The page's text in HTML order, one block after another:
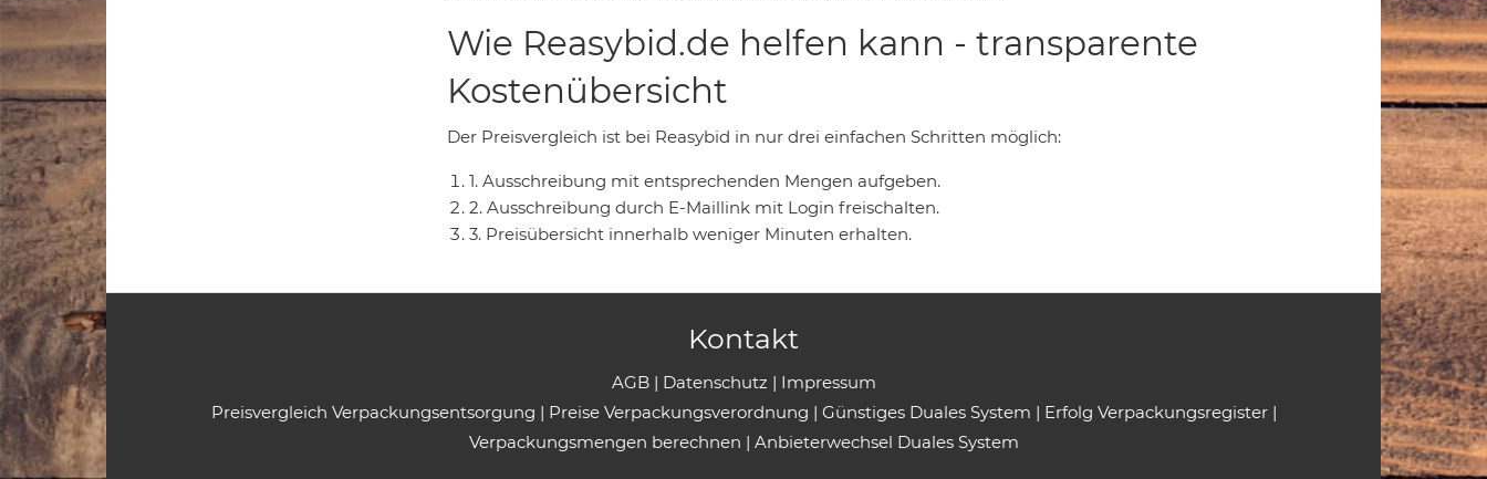
Wie Reasybid.de helfen kann - transparente
Kostenübersicht
Der Preisvergleich ist bei Reasybid in nur drei einfachen Schritten möglich:
1. Ausschreibung mit entsprechenden Mengen aufgeben.
2. Ausschreibung durch E-Maillink mit Login freischalten.
3. Preisübersicht innerhalb weniger Minuten erhalten.
Kontakt
AGB | Datenschutz | Impressum
Preisvergleich Verpackungsentsorgung | Preise Verpackungsverordnung | Günstiges Duales System | Erfolg Verpackungsregister |
Verpackungsmengen berechnen | Anbieterwechsel Duales System